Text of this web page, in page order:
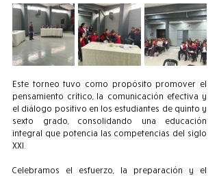
Este torneo tuvo como propósito promover el
pensamiento crítico, la comunicación efectiva y
el diálogo positivo en los estudiantes de quinto y
sexto grado, consolidando una educación
integral que potencia las competencias del siglo
XXI.
Celebramos el esfuerzo, la preparación y el